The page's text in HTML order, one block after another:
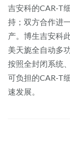
吉安科的CAR-T
持；双方合作进
产。博生吉安科
美天旎全自动多
按照全封闭系统
可负担的CAR-T
速发展。